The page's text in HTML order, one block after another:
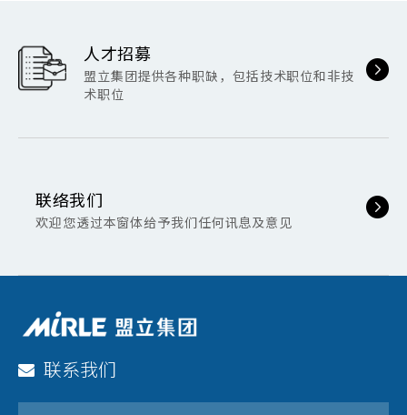
人才招募
盟立集团提供各种职缺，包括技术职位和非技
术职位
联络我们
欢迎您透过本窗体给予我们任何讯息及意见
联系我们